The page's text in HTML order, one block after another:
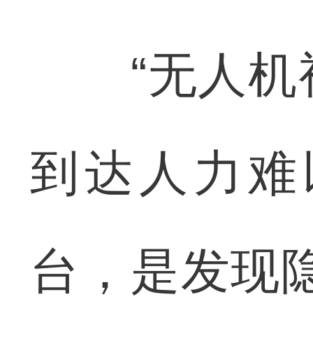
“无人机
到达人力
台，是发现